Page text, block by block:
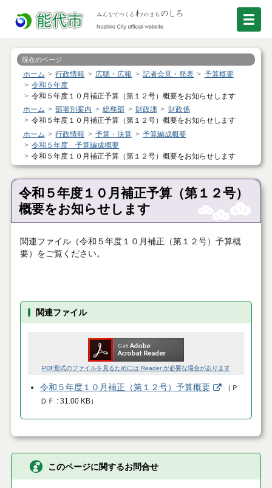
現在のページ
ホーム 行政情報 広聴・広報 記者会見・発表
予算概要
令和５年度
令和５年度１０月補正予算（第１２号）概要をお知らせします
ホーム
部署別案内 総務部 財政課
財政係
令和５年度１０月補正予算（第１２号）概要をお知らせします
ホーム
行政情報 予算・決算
予算編成概要
令和５年度 予算編成概要
令和５年度１０月補正予算（第１２号）概要をお知らせします
令和５年度１０月補正予算（第１２号）
概要をお知らせします
関連ファイル（令和５年度１０月補正（第１２号）予算概
要）をご覧ください。
関連ファイル
PDF形式のファイルを見るためには Reader が必要な場合があります
令和５年度１０月補正（第１２号）予算概要 （ Ｐ
ＤＦ
31.00 KB）
このページに関するお問合せ